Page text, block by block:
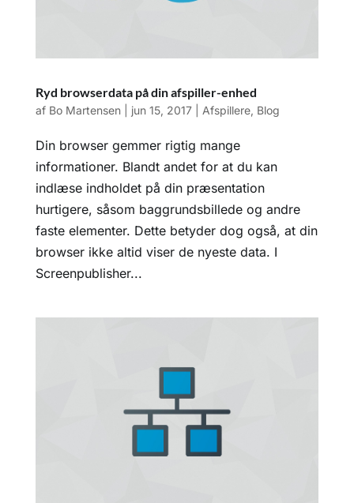
Ryd browserdata på din afspiller-enhed
af Bo Martensen| jun 15, 2017| Afspillere, Blog
Din browser gemmer rigtig mange
informationer. Blandt andet for at du kan
indlæse indholdet på din præsentation
hurtigere, såsom baggrundsbillede og andre
faste elementer. Dette betyder dog også, at din
browser ikke altid viser de nyeste data. I
Screenpublisher...